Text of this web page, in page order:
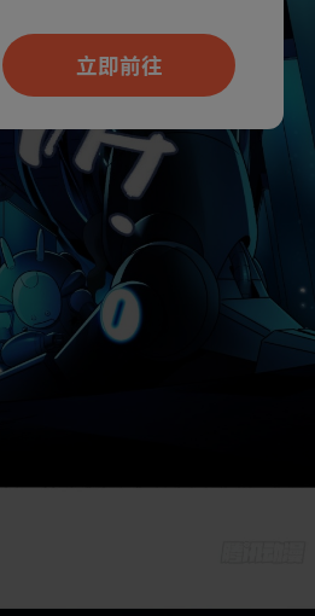
立即前往